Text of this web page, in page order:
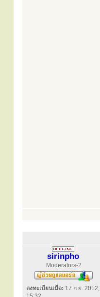
sirinpho
Moderators-2
ลงทะเบียนเมื่อ: 17 ก.ย. 2012,